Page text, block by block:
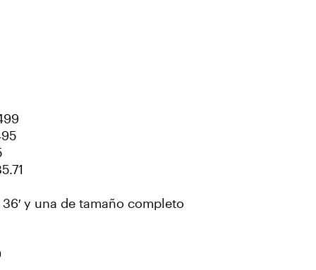
y una de tamaño completo